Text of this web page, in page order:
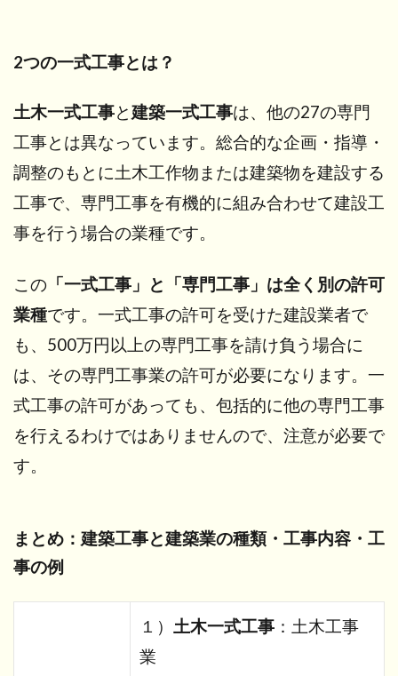
2つの一式工事とは？
土木一式工事と建築一式工事は、他の27の専門
工事とは異なっています。総合的な企画・指導・
調整のもとに土木工作物または建築物を建設する
工事で、専門工事を有機的に組み合わせて建設工
事を行う場合の業種です。
この 「一式工事」と「専門工事」は全く別の許可
業種です。一式工事の許可を受けた建設業者で
も、500万円以上の専門工事を請け負う場合に
は、その専門工事業の許可が必要になります。一
式工事の許可があっても、包括的に他の専門工事
を行えるわけではありませんので、注意が必要で
す。
まとめ：建築工事と建築業の種類・工事内容・工
事の例
１） 土木一式工事 ：土木工事
業